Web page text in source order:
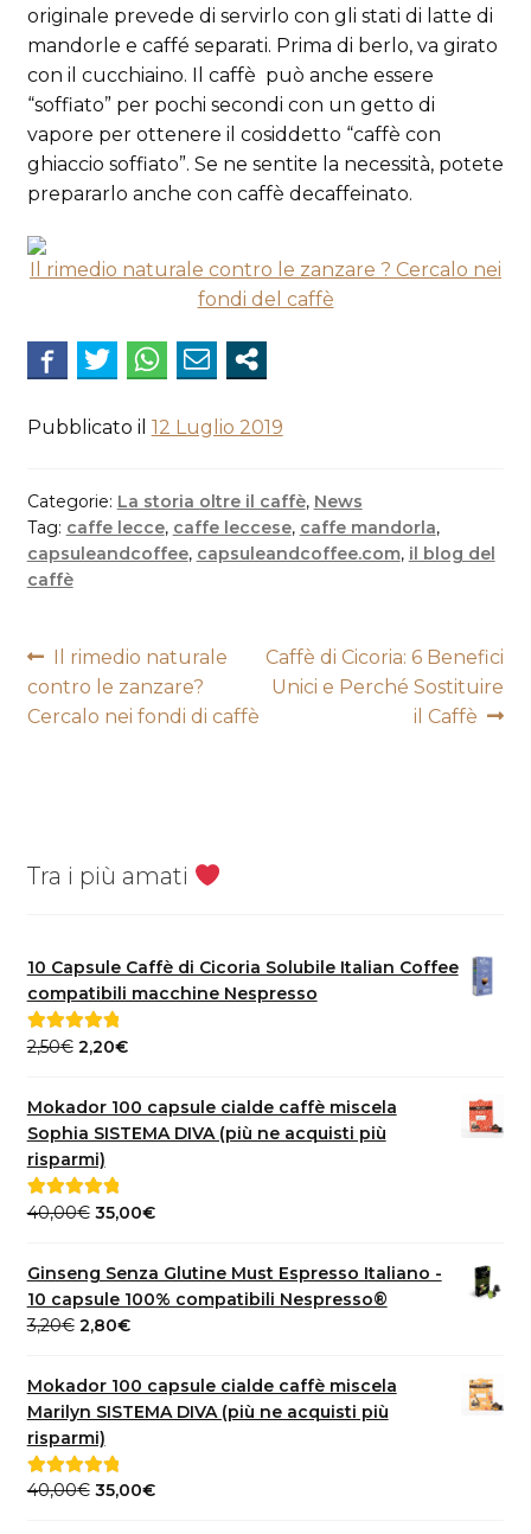
originale prevede di servirlo con gli stati di latte di
mandorle e caffé separati. Prima di berlo, va girato
con il cucchiaino. Il caffè può anche essere
“soffiato” per pochi secondi con un getto di
vapore per ottenere il cosiddetto “caffè con
ghiaccio soffiato”. Se ne sentite la necessità, potete
prepararlo anche con caffè decaffeinato.
Il rimedio naturale contro le zanzare ? Cercalo nei
fondi del caffè
Pubblicato il 12 Luglio 2019
Categorie: La storia oltre il caffè, News
Tag: caffe lecce, caffe leccese, caffe mandorla,
capsuleandcoffee, capsuleandcoffee.com, il blog del
caffè
Navigazione
articoli
Articolo
precedente:
Il rimedio naturale
contro le zanzare?
Cercalo nei fondi di caffè
Articolo
successivo:
Caffè di Cicoria: 6 Benefici
Unici e Perché Sostituire
il Caffè
Tra i più amati
10 Capsule Caffè di Cicoria Solubile Italian Coffee
compatibili macchine Nespresso
Valutato5.00
2,50€ Il
originale
era:
2,50€.
2,20€Il
attuale
è:
Mokador 100 capsule cialde caffè miscela
Sophia SISTEMA DIVA (più ne acquisti più
risparmi)
Valutato5.00
40,00€ Il
originale
era:
40,00€.
35,00€Il
attuale
è:
Ginseng Senza Glutine Must Espresso Italiano -
10 capsule 100% compatibili Nespresso®
3,20€ Il
originale
era:
3,20€.
2,80€Il
attuale
è:
Mokador 100 capsule cialde caffè miscela
Marilyn SISTEMA DIVA (più ne acquisti più
risparmi)
Valutato5.00
40,00€ Il
35,00€Il